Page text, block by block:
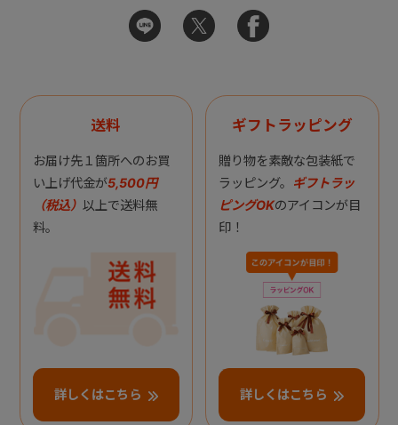
送料
お届け先１箇所へのお買
い上げ代金が5,500円
（税込） 以上で送料無
料。
詳しくはこちら
ギフトラッピング
贈り物を素敵な包装紙で
ラッピング。 ギフトラッ
ピングOKのアイコンが目
印！
詳しくはこちら